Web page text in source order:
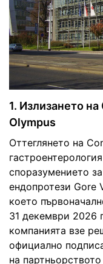
1. Излизането
Olympus
Оттеглянето на
споразумението
ендопротези Gore
което
31 декември 2026
компанията взе
официално
на